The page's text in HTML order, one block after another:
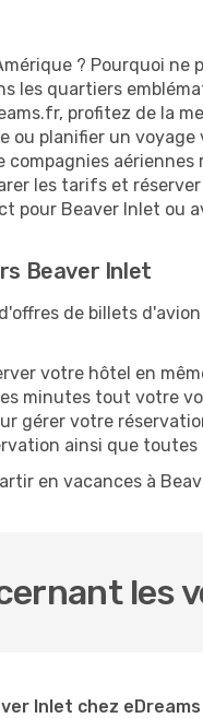
? Pourquoi
les quartiers
profitez de la
ou planifier un
les tarifs et
pour Beaver Inlet ou
Beaver Inlet
de billets
votre hôtel en
minutes tout votre
gérer votre
ainsi que
en vacances à
les
Inlet chez eDreams